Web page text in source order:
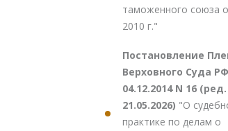
таможенного союза
2010 г."
Постановление
Верховного Суда
04.12.2014 N 16
21.05.2026) "О
практике по делам о